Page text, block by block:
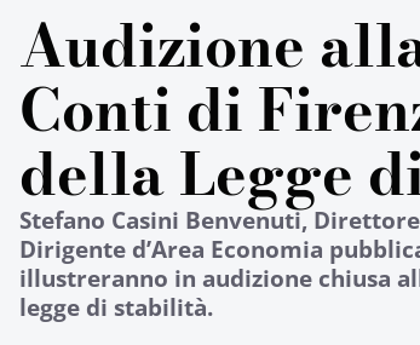
Audizione
Conti di
della Legge
Stefano Casini Benvenuti,
Dirigente d’Area Economia
illustreranno in audizione chiusa
legge di stabilità.